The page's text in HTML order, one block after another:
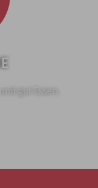
gut Essen.